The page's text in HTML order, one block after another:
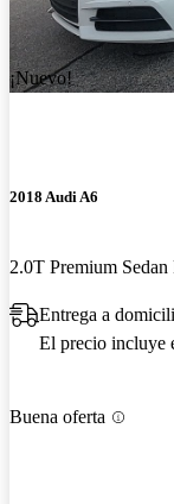
¡Nuevo!
2018 Audi A6
2.0T Premium
Entrega a
El precio incluye
Buena oferta